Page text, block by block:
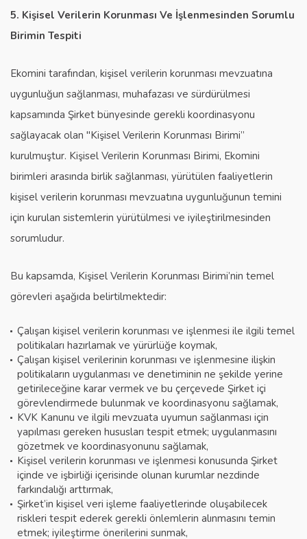
5. Kişisel Verilerin Korunması Ve İşlenmesinden Sorumlu
Birimin Tespiti
Ekomini tarafından, kişisel verilerin korunması mevzuatına
uygunluğun sağlanması, muhafazası ve sürdürülmesi
kapsamında Şirket bünyesinde gerekli koordinasyonu
sağlayacak olan "Kişisel Verilerin Korunması Birimi”
kurulmuştur. Kişisel Verilerin Korunması Birimi, Ekomini
birimleri arasında birlik sağlanması, yürütülen faaliyetlerin
kişisel verilerin korunması mevzuatına uygunluğunun temini
için kurulan sistemlerin yürütülmesi ve iyileştirilmesinden
sorumludur.
Bu kapsamda, Kişisel Verilerin Korunması Birimi’nin temel
görevleri aşağıda belirtilmektedir:
Çalışan kişisel verilerin korunması ve işlenmesi ile ilgili temel
politikaları hazırlamak ve yürürlüğe koymak,
Çalışan kişisel verilerinin korunması ve işlenmesine ilişkin
politikaların uygulanması ve denetiminin ne şekilde yerine
getirileceğine karar vermek ve bu çerçevede Şirket içi
görevlendirmede bulunmak ve koordinasyonu sağlamak,
KVK Kanunu ve ilgili mevzuata uyumun sağlanması için
yapılması gereken hususları tespit etmek; uygulanmasını
gözetmek ve koordinasyonunu sağlamak,
Kişisel verilerin korunması ve işlenmesi konusunda Şirket
içinde ve işbirliği içerisinde olunan kurumlar nezdinde
farkındalığı arttırmak,
Şirket’in kişisel veri işleme faaliyetlerinde oluşabilecek
riskleri tespit ederek gerekli önlemlerin alınmasını temin
etmek; iyileştirme önerilerini sunmak,